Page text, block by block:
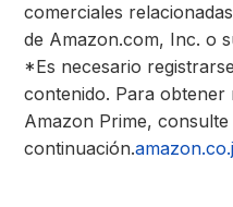
comerciales
de Amazon.com, Inc. o
*Es necesario
contenido. Para
Amazon Prime, consulte
continuación.